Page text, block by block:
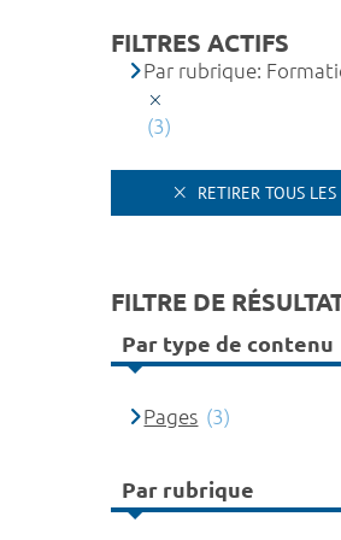
FILTRES ACTIFS
Par rubrique:
(3)
RETIRER TOUS LES
FILTRE DE
Par type de contenu
Pages (3)
Par rubrique